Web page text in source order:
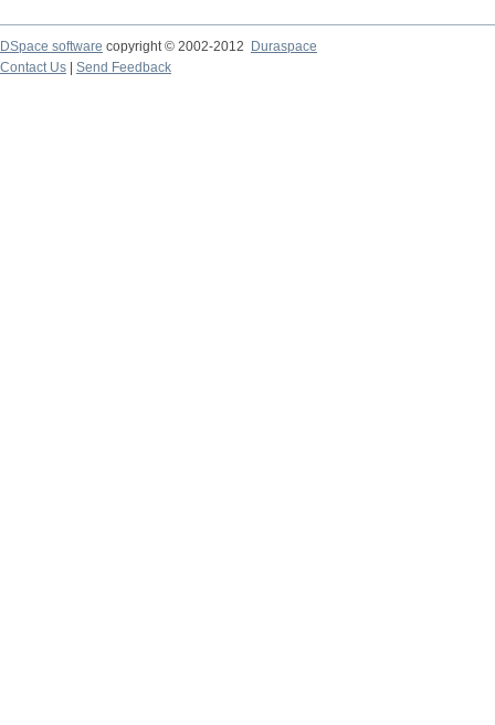
DSpace software copyright © 2002-2012
Duraspace
Contact Us
Send Feedback